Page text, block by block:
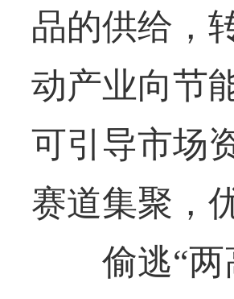
品的供给，
动产业向节
可引导市场
赛道集聚，
偷逃“两